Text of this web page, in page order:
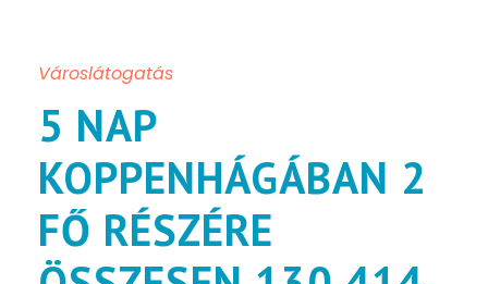
Városlátogatás
5 NAP
KOPPENHÁGÁBAN 2
FŐ RÉSZÉRE